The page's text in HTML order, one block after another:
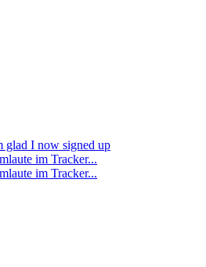
glad I now signed up
im Tracker...
im Tracker...